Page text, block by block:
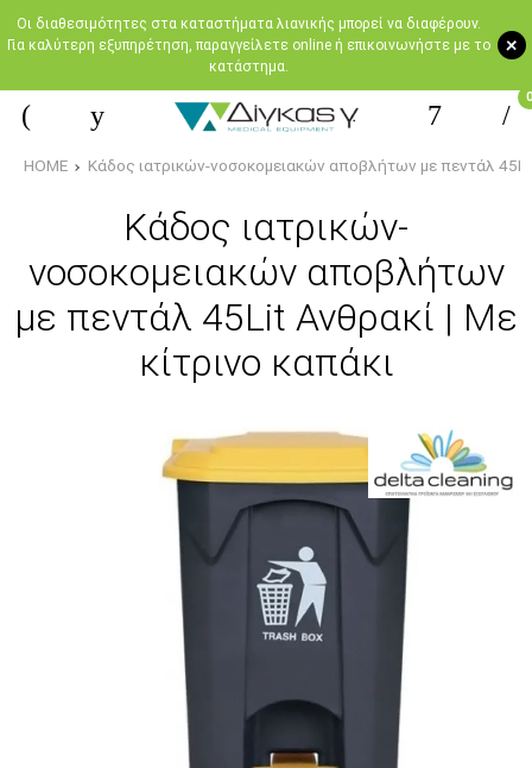
+
Oι διαθεσιμότητες στα καταστήματα λιανικής μπορεί να διαφέρουν.
Για καλύτερη εξυπηρέτηση, παραγγείλετε online ή επικοινωνήστε με το
κατάστημα.
0
HOME Κάδος ιατρικών-νοσοκομειακών αποβλήτων με πεντάλ
Κάδος ιατρικών-
νοσοκομειακών αποβλήτων
με πεντάλ 45Lit Ανθρακί | Με
κίτρινο καπάκι